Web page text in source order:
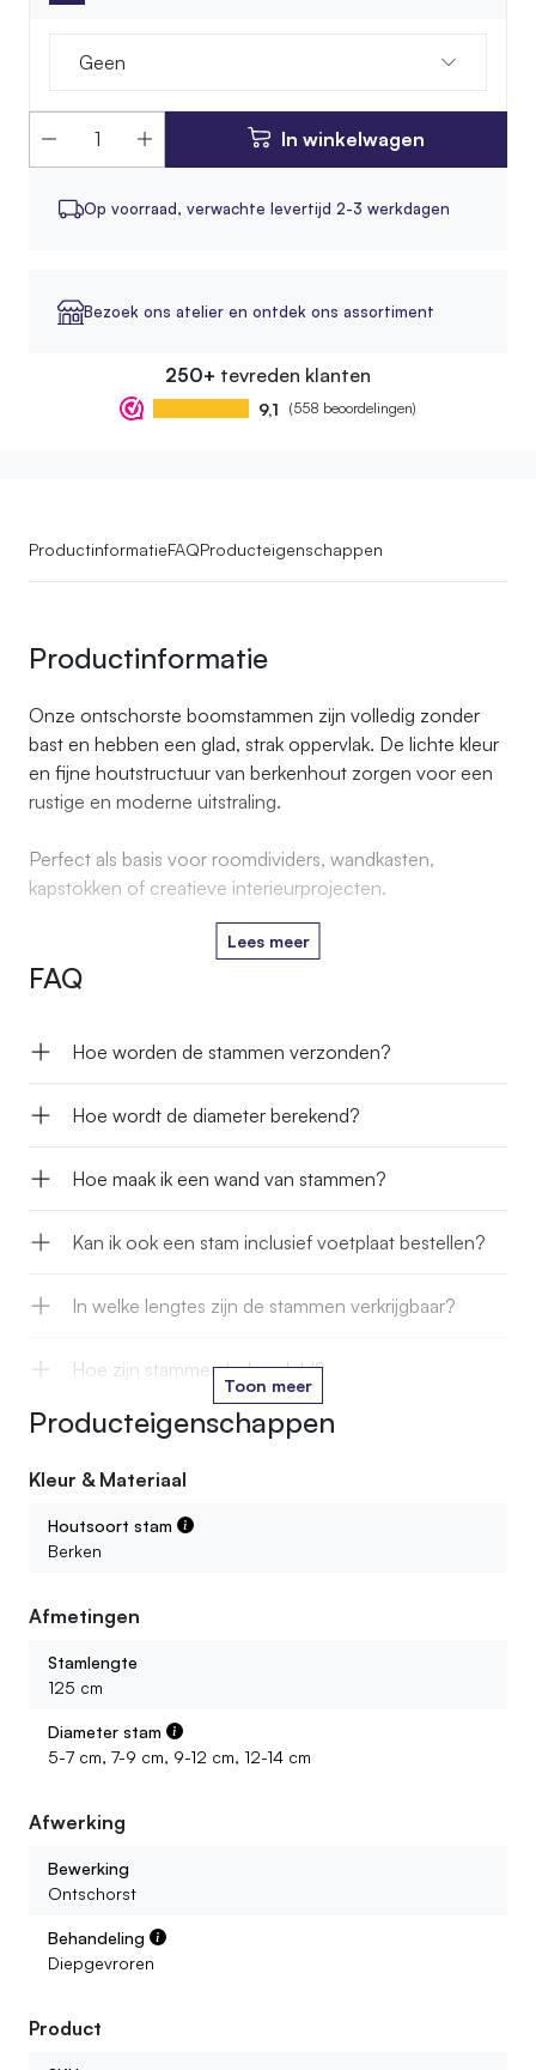
Geen
In winkelwagen
Op voorraad, verwachte levertijd 2-3 werkdagen
Bezoek ons atelier en ontdek ons assortiment
250+ tevreden klanten
9,1 (558 beoordelingen)
ProductinformatieFAQProducteigenschappen
Productinformatie
Onze ontschorste boomstammen zijn volledig zonder
bast en hebben een glad, strak oppervlak. De lichte kleur
en fijne houtstructuur van berkenhout zorgen voor een
rustige en moderne uitstraling.
Perfect als basis voor roomdividers, wandkasten,
kapstokken of creatieve interieurprojecten.
Lees meer
FAQ
Hoe worden de stammen verzonden?
Hoe wordt de diameter berekend?
Hoe maak ik een wand van stammen?
Kan ik ook een stam inclusief voetplaat bestellen?
In welke lengtes zijn de stammen verkrijgbaar?
Hoe zijn stammen behandeld?
Kan een stam die ik bestel afwijken van de foto op
Zijn de stammen altijd recht?
Toon meer
Producteigenschappen
Kleur & Materiaal
Houtsoort stam
Berken
Afmetingen
Stamlengte
125 cm
Diameter stam
5-7 cm, 7-9 cm, 9-12 cm, 12-14 cm
Afwerking
Bewerking
Ontschorst
Behandeling
Diepgevroren
Product